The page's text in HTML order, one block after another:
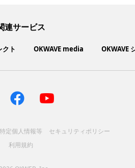
連サービス
クト OKWAVE media OKWAVE
生活・暮らし
ォン インターネット・Webサービ
ス・キャリア
プリバス用品
ドリンク・お酒
ト
い物サイト
コンピュ
会社
イトブラザー販売株式会社
パン（株）
キヤノンITソリューション
ス
特定個人情報等
セキュリティポリシー
利用規約